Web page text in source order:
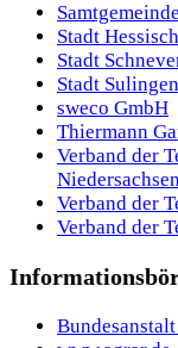
Stadt
Stadt
Stadt Sulingen
sweco GmbH
Thiermann
Verband der
Niedersachsen
Verband der
Verband der